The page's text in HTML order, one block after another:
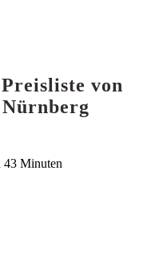
von
Nürnberg
43 Minuten